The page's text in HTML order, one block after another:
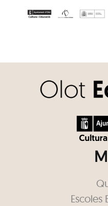
Escoles